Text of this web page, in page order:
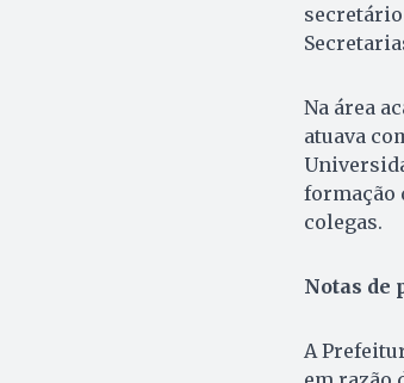
Na área
atuava
formação
colegas.
Notas de
A